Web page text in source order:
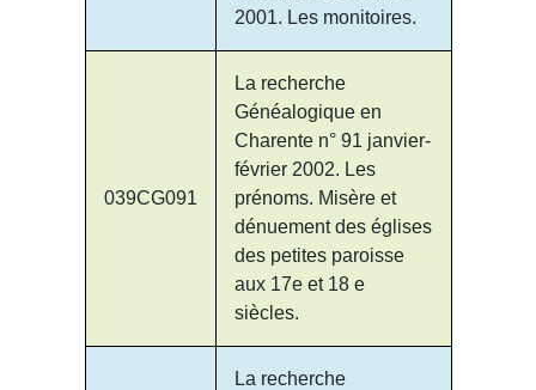
2001. Les monitoires.
039CG091
La recherche
Généalogique en
Charente n° 91 janvier-
février 2002. Les
prénoms. Misère et
dénuement des églises
des petites paroisse
aux 17e et 18 e
siècles.
La recherche